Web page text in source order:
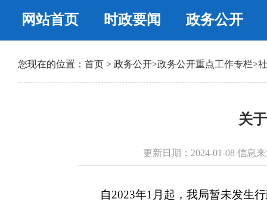
网站首页 时政要闻 政务公开
您现在的位置： 首页 > 政务公开>政务公开重点工作专栏>
关
更新日期：2024-01-08 信息
自2023年1月起，我局暂未发生行